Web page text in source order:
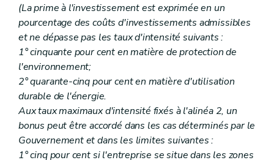
(La prime à l'investissement est exprimée en un
pourcentage des coûts d'investissements admissibles
et ne dépasse pas les taux d'intensité suivants :
1° cinquante pour cent en matière de protection de
l'environnement;
2° quarante-cinq pour cent en matière d'utilisation
durable de l'énergie.
Aux taux maximaux d'intensité fixés à l'alinéa 2, un
bonus peut être accordé dans les cas déterminés par le
Gouvernement et dans les limites suivantes :
1° cinq pour cent si l'entreprise se situe dans les zones